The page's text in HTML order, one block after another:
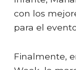
con los
para el
Finalmente,